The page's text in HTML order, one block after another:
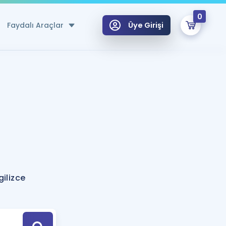
Faydalı Araçlar
Hesaplama Aracı
için Öneriler
Tek Takvimde
Üye Girişi
0